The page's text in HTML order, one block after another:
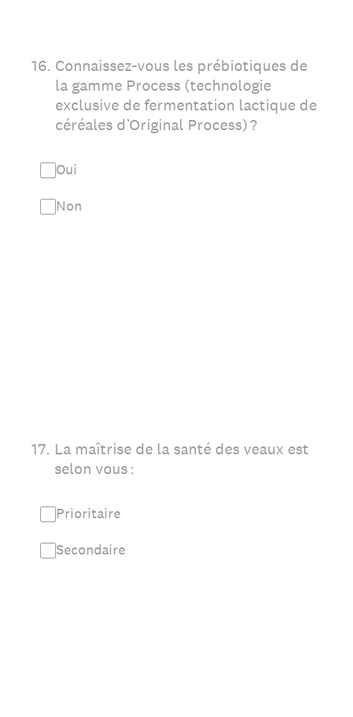
16. Connaissez-vous les prébiotiques de
la gamme Process (technologie
exclusive de fermentation lactique de
céréales d’Original Process) ?
Oui
Non
17. La maîtrise de la santé des veaux est
selon vous :
Prioritaire
Secondaire